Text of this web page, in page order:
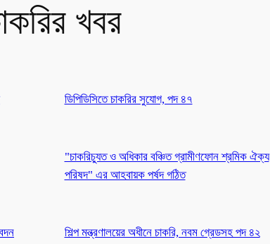
খবর
ডিপিডিসিতে চাকরির সুযোগ, পদ ৪৭
"চাকরিচ্যুত ও অধিকার বঞ্চিত গ্রামীণফোন শ্রমিক ঐক্য
পরিষদ" এর আহবায়ক পর্ষদ গঠিত
শিল্প মন্ত্রণালয়ের অধীনে চাকরি, নবম গ্রেডসহ পদ ৪২